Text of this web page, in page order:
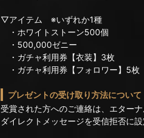
▽アイテム ※いずれか1種
・ホワイトストーン500個
・500,000ゼニー
・ガチャ利用券【衣装】3枚
・ガチャ利用券【フォロワー】5枚
プレゼントの受け取り方法について
受賞された方へのご連絡は、エター
ダイレクトメッセージを受信拒否に